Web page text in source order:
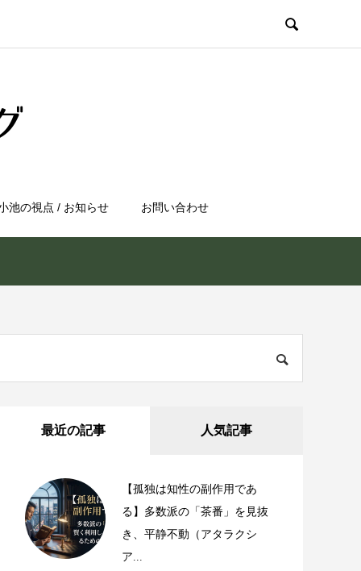

池の視点 / お知らせ お問い合わせ
最近の記事 人気記事
【孤独は知性の副作用であ
る】多数派の「茶番」を見抜
き、平静不動（アタラクシ
ア...